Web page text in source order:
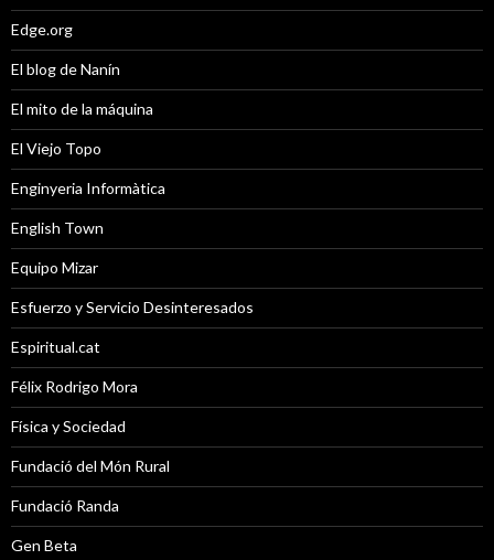
Edge.org
El blog de Nanín
El mito de la máquina
El Viejo Topo
Enginyeria Informàtica
English Town
Equipo Mizar
Esfuerzo y Servicio Desinteresados
Espiritual.cat
Félix Rodrigo Mora
Física y Sociedad
Fundació del Món Rural
Fundació Randa
Gen Beta